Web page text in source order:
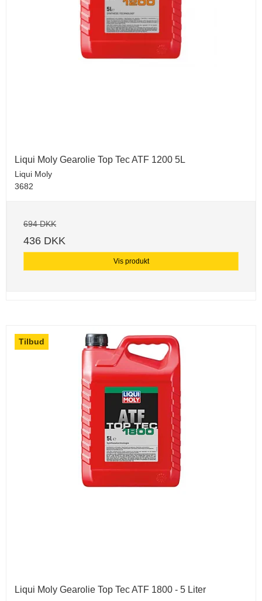
Liqui Moly Gearolie Top Tec ATF 1200 5L
Liqui Moly
3682
694 DKK
436 DKK
Vis produkt
Tilbud
Liqui Moly Gearolie Top Tec ATF 1800 - 5 Liter